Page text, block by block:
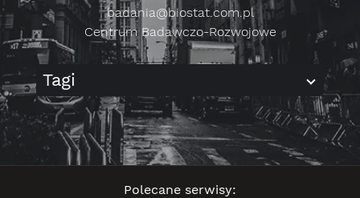
badania@biostat.com.pl
Centrum Badawczo-Rozwojowe
Tagi
Polecane serwisy: